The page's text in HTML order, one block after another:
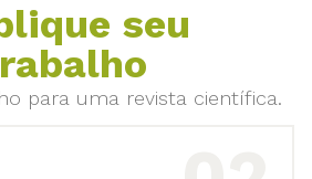
seu
para uma revista científica.